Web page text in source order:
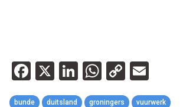
Facebook
X LinkedIn
WhatsApp
Copy
Link
bunde duitsland groningers vuurwerk